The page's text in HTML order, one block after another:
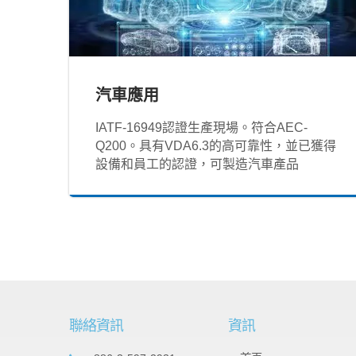
汽車應用
IATF‐16949認證生產現場。符合AEC-
Q200。具有VDA6.3的高可靠性，並已獲得
設備和員工的認證，可製造汽車產品
聯絡資訊 資訊